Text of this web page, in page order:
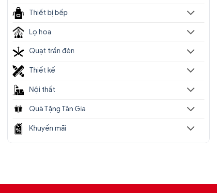
Thiết bị bếp
Lọ hoa
Quạt trần đèn
Thiết kế
Nội thất
Quà Tặng Tân Gia
Khuyến mãi